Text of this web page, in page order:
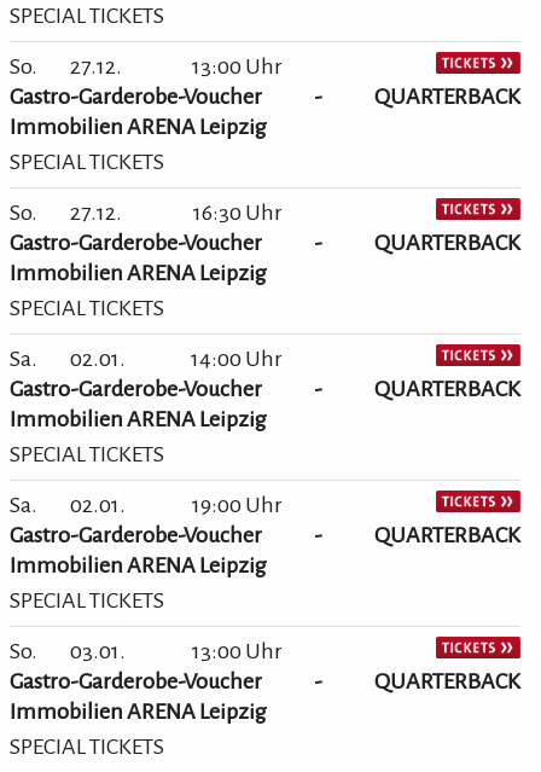
SPECIAL TICKETS
So. 27.12.
13:00 Uhr
Gastro-Garderobe-Voucher - QUARTERBACK
Immobilien ARENA Leipzig
SPECIAL TICKETS
So. 27.12.
16:30 Uhr
Gastro-Garderobe-Voucher - QUARTERBACK
Immobilien ARENA Leipzig
SPECIAL TICKETS
Sa. 02.01.
14:00 Uhr
Gastro-Garderobe-Voucher - QUARTERBACK
Immobilien ARENA Leipzig
SPECIAL TICKETS
Sa. 02.01.
19:00 Uhr
Gastro-Garderobe-Voucher - QUARTERBACK
Immobilien ARENA Leipzig
SPECIAL TICKETS
So. 03.01.
13:00 Uhr
Gastro-Garderobe-Voucher - QUARTERBACK
Immobilien ARENA Leipzig
SPECIAL TICKETS